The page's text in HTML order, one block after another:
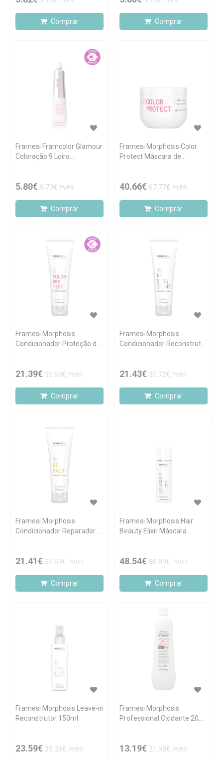
Comprar Comprar
Framesi Framcolor Glamour
Coloração 9 Loiro
5.80€ 9.70€ PVPR
Comprar
Framesi Morphosis Color
Protect Máscara de
40.66€ 67.77€ PVPR
Comprar
Framesi Morphosis
Condicionador Proteção de
21.39€ 35.69€ PVPR
Comprar
Framesi Morphosis
Condicionador Reconstrutor
21.43€ 35.72€ PVPR
Comprar
Framesi Morphosis
Condicionador Reparador
21.41€ 35.69€ PVPR
Comprar
Framesi Morphosis Hair
Beauty Elixir Máscara
48.54€ 80.89€ PVPR
Comprar
Framesi Morphosis Leave-in
Reconstrutor 150ml
23.59€ 39.31€ PVPR
Framesi Morphosis
Professional Oxidante 20
13.19€ 21.98€ PVPR